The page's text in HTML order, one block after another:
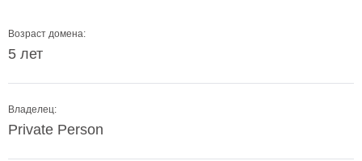
Возраст домена:
5 лет
Владелец:
Private Person